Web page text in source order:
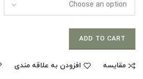
ADD TO CART
مقایسه افزودن به علاقه مندی